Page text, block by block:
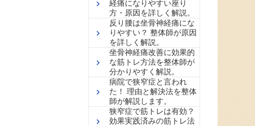
経痛になりやすい座り
方・原因を詳しく解説。
反り腰は坐骨神経痛にな
りやすい？ 整体師が原因
を詳しく解説。
坐骨神経痛改善に効果的
な筋トレ方法を整体師が
分かりやすく解説。
病院で狭窄症と言われ
た！ 理由と解決法を整体
師が解説します。
狭窄症で筋トレは有効？
効果実践済みの筋トレ法